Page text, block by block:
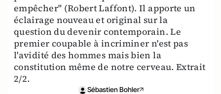
empêcher" (Robert Laffont). Il apporte un
éclairage nouveau et original sur la
question du devenir contemporain. Le
premier coupable à incriminer n'est pas
l'avidité des hommes mais bien la
constitution même de notre cerveau. Extrait
2/2.
Sébastien Bohler